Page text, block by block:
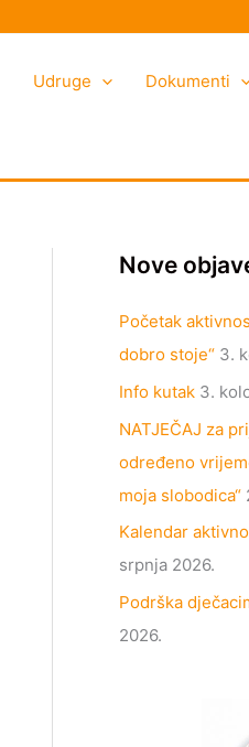
Udruge Dokumenti
Nove
Početak
dobro stoje“ 3.
Info kutak 3.
NATJEČAJ za
određeno
moja slobodica“
Kalendar
srpnja 2026.
Podrška
2026.
o
j
e
a